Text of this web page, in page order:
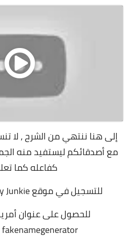
إلى هنا ننتهي من الشرح , لا
مع أصدقائكم ليستفيد منه
كفاعله كما
للتسجيل في موقع Survey Junkie
للحصول على عنوان
fakenamegenerator